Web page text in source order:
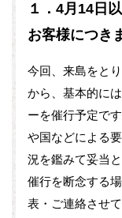
１．4月14日
お客様につき
今回、来島をと
から、基本的に
ーを催行予定で
や国などによる
況を鑑みて妥当
催行を断念する
表・ご連絡させ